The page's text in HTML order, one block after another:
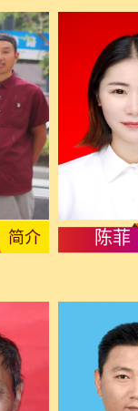
简介 陈菲